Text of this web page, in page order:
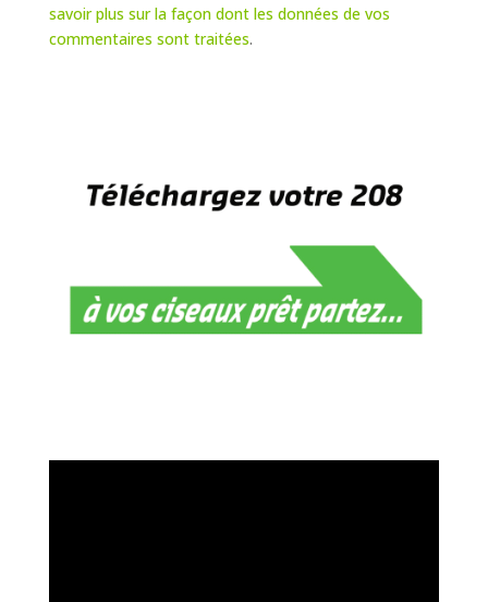
savoir plus sur la façon dont les données de vos
commentaires sont traitées.